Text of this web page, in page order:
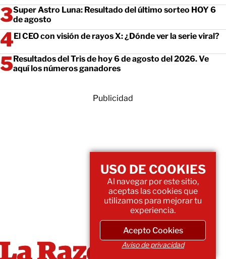
Super Astro Luna: Resultado del último sorteo HOY 6
de agosto
El CEO con visión de rayos X: ¿Dónde ver la serie viral?
Resultados del Tris de hoy 6 de agosto del 2026. Ve
aquí los números ganadores
Publicidad
USO DE COOKIES
Al navegar por este sitio,
aceptas las cookies que
utilizamos para mejorar tu
experiencia.
Acepto Cookies
Aviso de privacidad